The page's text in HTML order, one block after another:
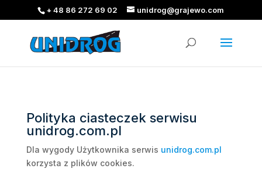
+ 48 86 272 69 02 unidrog@grajewo.com
Polityka ciasteczek serwisu
unidrog.com.pl
Dla wygody Użytkownika serwis unidrog.com.pl
korzysta z plików cookies.